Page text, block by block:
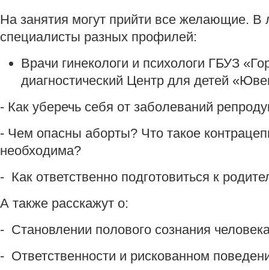
На занятия могут прийти все желающие. В
специалисты разных профилей:
Врачи гинекологи и психологи ГБУЗ
диагностический Центр для детей
- Как уберечь себя от заболеваний
- Чем опасны аборты? Что такое
необходима?
- Как ответственно подготовиться к
А также расскажут о:
- Становлении полового сознания
- Ответственности и рискованном